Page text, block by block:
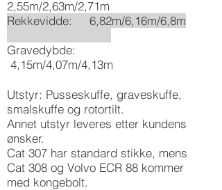
2,55m/2,63m/2,71m
Rekkevidde: 6,82m/6,16m/6,8m
Gravedybde:
4,15m/4,07m/4,13m
Utstyr: Pusseskuffe, graveskuffe,
smalskuffe og rotortilt.
Annet utstyr leveres etter kundens
ønsker.
Cat 307 har standard stikke, mens
Cat 308 og Volvo ECR 88 kommer
med kongebolt.